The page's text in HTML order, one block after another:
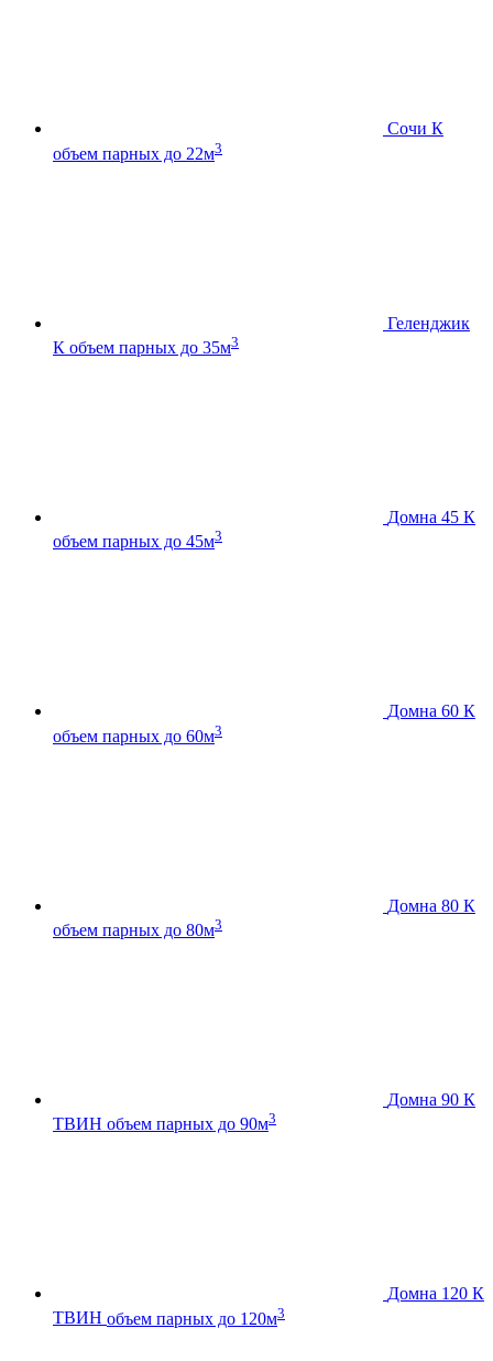
Сочи К
объем парных до 22м3
Геленджик
К объем парных до 35м3
Домна 45 К
объем парных до 45м3
Домна 60 К
объем парных до 60м3
Домна 80 К
объем парных до 80м3
Домна 90 К
ТВИН объем парных до 90м3
Домна 120 К
ТВИН объем парных до 120м3